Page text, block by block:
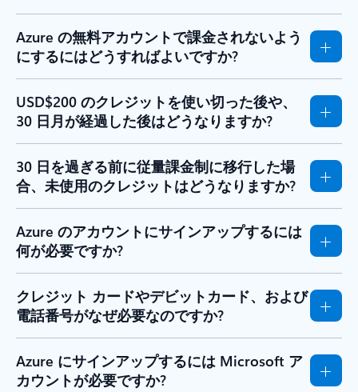
Azure の無料アカウントで課金されないよう
にするにはどうすればよいですか?
USD$200 のクレジットを使い切った後や、
30 日月が経過した後はどうなりますか?
30 日を過ぎる前に従量課金制に移行した場
合、未使用のクレジットはどうなりますか?
Azure のアカウントにサインアップするには
何が必要ですか?
クレジット カードやデビットカード、および
電話番号がなぜ必要なのですか?
Azure にサインアップするには Microsoft ア
カウントが必要ですか?